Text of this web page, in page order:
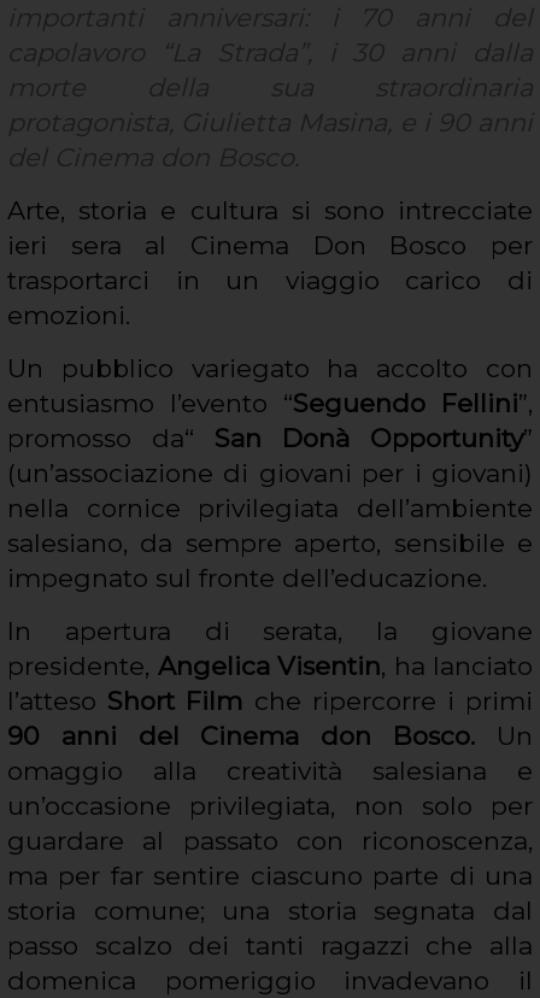
importanti anniversari: i 70 anni del
capolavoro “La Strada”, i 30 anni dalla
morte della sua straordinaria
protagonista, Giulietta Masina, e i 90 anni
del Cinema don Bosco.
Arte, storia e cultura si sono intrecciate
ieri sera al Cinema Don Bosco per
trasportarci in un viaggio carico di
emozioni.
Un pubblico variegato ha accolto con
entusiasmo l’evento “Seguendo Fellini”,
promosso da“ San Donà Opportunity”
(un’associazione di giovani per i giovani)
nella cornice privilegiata dell’ambiente
salesiano, da sempre aperto, sensibile e
impegnato sul fronte dell’educazione.
In apertura di serata, la giovane
presidente, Angelica Visentin, ha lanciato
l’atteso Short Film che ripercorre i primi
90 anni del Cinema don Bosco. Un
omaggio alla creatività salesiana e
un’occasione privilegiata, non solo per
guardare al passato con riconoscenza,
ma per far sentire ciascuno parte di una
storia comune; una storia segnata dal
passo scalzo dei tanti ragazzi che alla
domenica pomeriggio invadevano il